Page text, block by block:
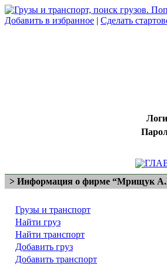
Добавить в избранное | Сделать
> Информация о фирме “Мрищук
Грузы и транспорт
Найти груз
Найти транспорт
Добавить груз
Добавить транспорт